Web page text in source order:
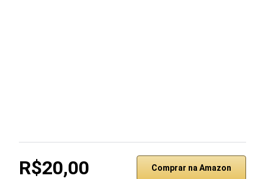
R$20,00 Comprar na Amazon